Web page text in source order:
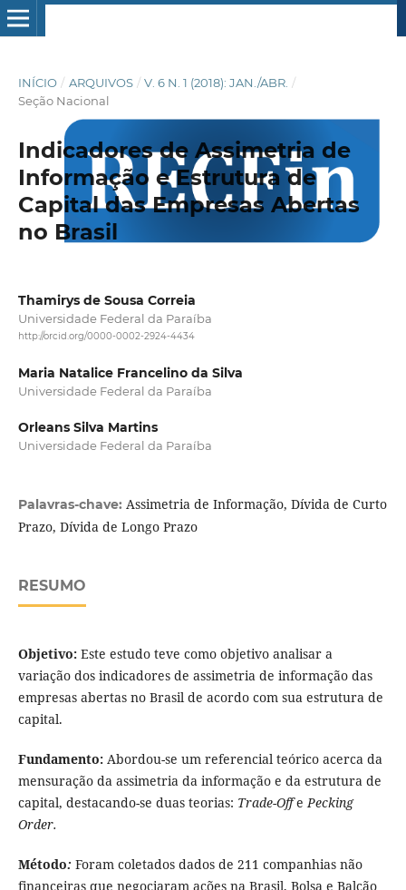
INÍCIO / ARQUIVOS / V. 6 N. 1 (2018): JAN./ABR. /
Seção Nacional
Indicadores de Assimetria de
Informação e Estrutura de
Capital das Empresas Abertas
no Brasil
Thamirys de Sousa Correia
Universidade Federal da Paraíba
http://orcid.org/0000-0002-2924-4434
Maria Natalice Francelino da Silva
Universidade Federal da Paraíba
Orleans Silva Martins
Universidade Federal da Paraíba
Palavras-chave: Assimetria de Informação, Dívida de Curto
Prazo, Dívida de Longo Prazo
RESUMO
Objetivo: Este estudo teve como objetivo analisar a
variação dos indicadores de assimetria de informação das
empresas abertas no Brasil de acordo com sua estrutura de
capital.
Fundamento: Abordou-se um referencial teórico acerca da
mensuração da assimetria da informação e da estrutura de
capital, destacando-se duas teorias: Trade-OffePecking
Order.
Método: Foram coletados dados de 211 companhias não
financeiras que negociaram ações na Brasil, Bolsa e Balcão